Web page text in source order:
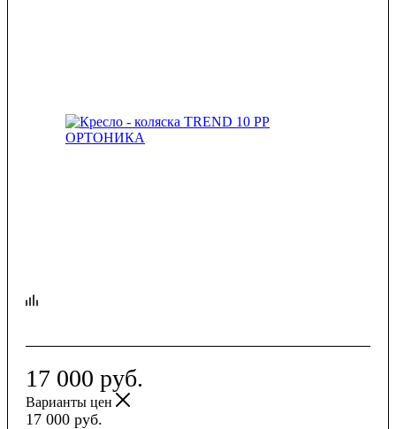
17 000 руб.
Варианты цен
17 000 руб.